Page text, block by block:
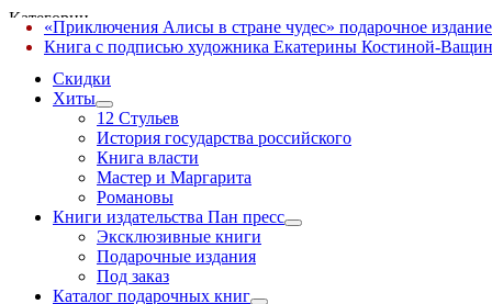
Категории
Скидки
Хиты
12 Стульев
История государства российского
Книга власти
Мастер и Маргарита
Романовы
Книги издательства Пан пресс
Эксклюзивные книги
Подарочные издания
Под заказ
Каталог подарочных книг
«Приключения Алисы в стране чудес» подарочное издание
Книга с подписью художника Екатерины Костиной-